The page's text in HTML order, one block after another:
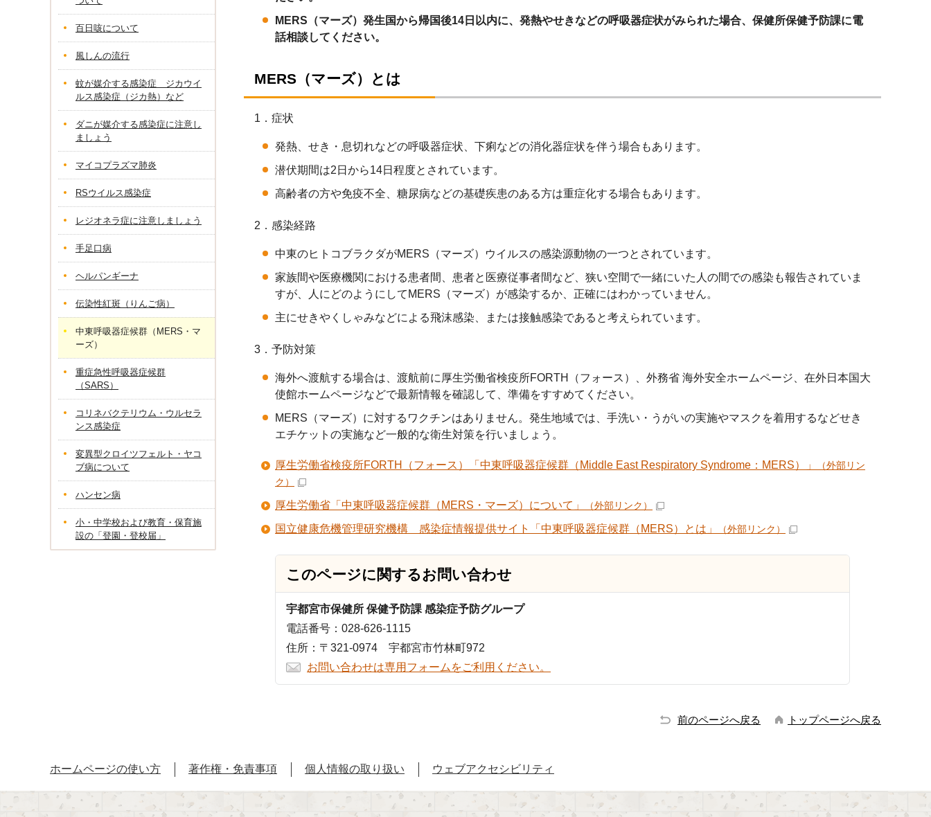
MERS（マーズ）発生国から帰国後14日以内に、発熱やせきなどの呼吸器症状がみられた場合、保健所保健予防課に電
話相談してください。
MERS（マーズ）とは
1．症状
発熱、せき・息切れなどの呼吸器症状、下痢などの消化器症状を伴う場合もあります。
潜伏期間は2日から14日程度とされています。
高齢者の方や免疫不全、糖尿病などの基礎疾患のある方は重症化する場合もあります。
2．感染経路
中東のヒトコブラクダがMERS（マーズ）ウイルスの感染源動物の一つとされています。
家族間や医療機関における患者間、患者と医療従事者間など、狭い空間で一緒にいた人の間での感染も報告されていま
すが、人にどのようにしてMERS（マーズ）が感染するか、正確にはわかっていません。
主にせきやくしゃみなどによる飛沫感染、または接触感染であると考えられています。
3．予防対策
海外へ渡航する場合は、渡航前に厚生労働省検疫所FORTH（フォース）、外務省 海外安全ホームページ、在外日本国大
使館ホームページなどで最新情報を確認して、準備をすすめてください。
MERS（マーズ）に対するワクチンはありません。発生地域では、手洗い・うがいの実施やマスクを着用するなどせき
エチケットの実施など一般的な衛生対策を行いましょう。
厚生労働省検疫所FORTH（フォース）「中東呼吸器症候群（Middle East Respiratory Syndrome：MERS）」
（外部リン
ク）
厚生労働省「中東呼吸器症候群（MERS・マーズ）について」 （外部リンク）
国立健康危機管理研究機構 感染症情報提供サイト「中東呼吸器症候群（MERS）とは」 （外部リンク）
このページに関するお問い合わせ
宇都宮市保健所 保健予防課 感染症予防グループ
電話番号：028-626-1115
住所：〒321-0974 宇都宮市竹林町972
お問い合わせは専用フォームをご利用ください。
百日咳について
風しんの流行
蚊が媒介する感染症 ジカウイ
ルス感染症（ジカ熱）など
ダニが媒介する感染症に注意し
ましょう
マイコプラズマ肺炎
RSウイルス感染症
レジオネラ症に注意しましょう
手足口病
ヘルパンギーナ
伝染性紅斑（りんご病）
中東呼吸器症候群（MERS・マ
ーズ）
重症急性呼吸器症候群
（SARS）
コリネバクテリウム・ウルセラ
ンス感染症
変異型クロイツフェルト・ヤコ
ブ病について
ハンセン病
小・中学校および教育・保育施
設の「登園・登校届」
前のページへ戻る トップページへ戻る
ホームページの使い方 著作権・免責事項 個人情報の取り扱い ウェブアクセシビリティ